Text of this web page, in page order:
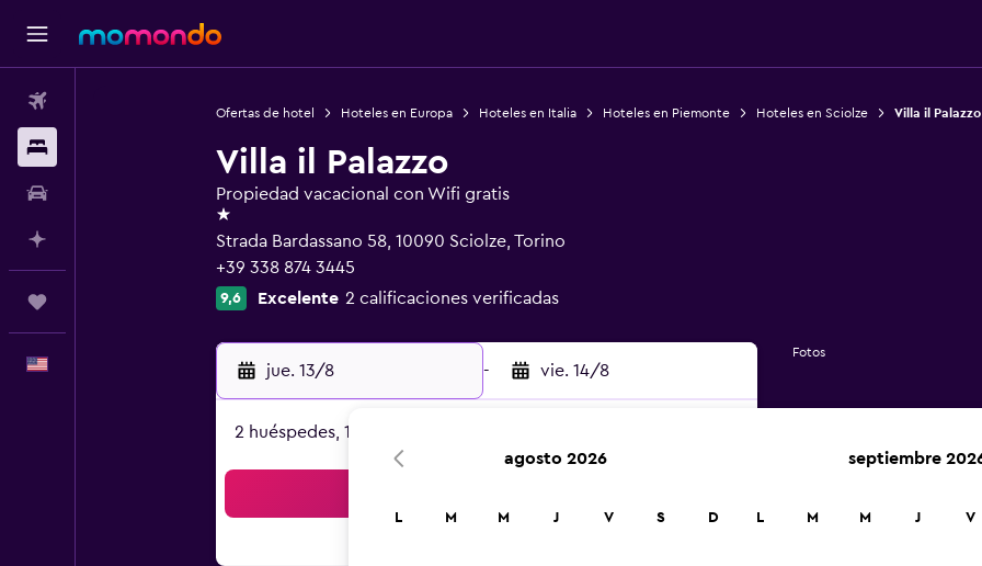
Ofertas de hotel Hoteles en Europa Hoteles en Italia Hoteles en Piemonte Hoteles en Sciolze Villa il Palazzo
Villa il Palazzo
Propiedad vacacional con Wifi gratis
1 estrella
Strada Bardassano 58, 10090 Sciolze, Torino
+39 338 874 3445
9,6 Excelente 2 calificaciones verificadas
jue. 13/8 - vie. 14/8
2 huéspedes, 1 habitación
Fotos
agosto 2026
L M M J V S D
septiembre
L M M J V